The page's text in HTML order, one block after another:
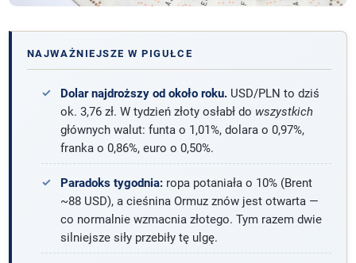
NAJWAŻNIEJSZE W PIGUŁCE
Dolar najdroższy od około roku.USD/PLN to dziś
ok. 3,76 zł. W tydzień złoty osłabł do wszystkich
głównych walut: funta o 1,01%, dolara o 0,97%,
franka o 0,86%, euro o 0,50%.
Paradoks tygodnia:ropa potaniała o 10% (Brent
~88 USD), a cieśnina Ormuz znów jest otwarta —
co normalnie wzmacnia złotego. Tym razem dwie
silniejsze siły przebiły tę ulgę.